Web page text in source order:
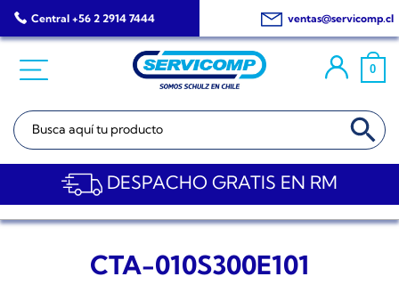
Saltar
al
Central +56 2 2914 7444 ventas@servicomp.cl
0
Buscar: BOTÓN DE
DESPACHO GRATIS EN RM
CTA-010S300E101